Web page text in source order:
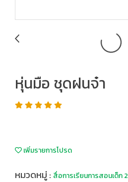
หุ่นมือ ชุดฝนจ๋า
เพิ่มรายการโปรด
หมวดหมู่ : สื่อการเรียนการสอนเด็ก 2